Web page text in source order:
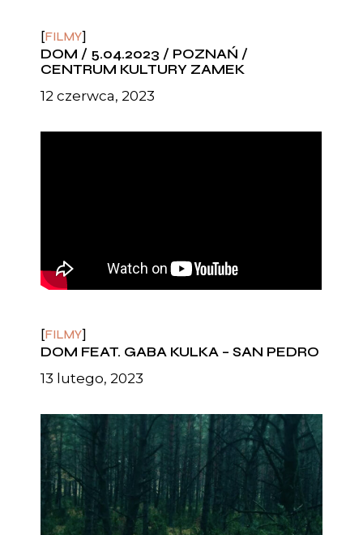
FILMY
DOM / 5.04.2023 / POZNAŃ /
CENTRUM KULTURY ZAMEK
12 czerwca, 2023
FILMY
DOM FEAT. GABA KULKA – SAN PEDRO
13 lutego, 2023